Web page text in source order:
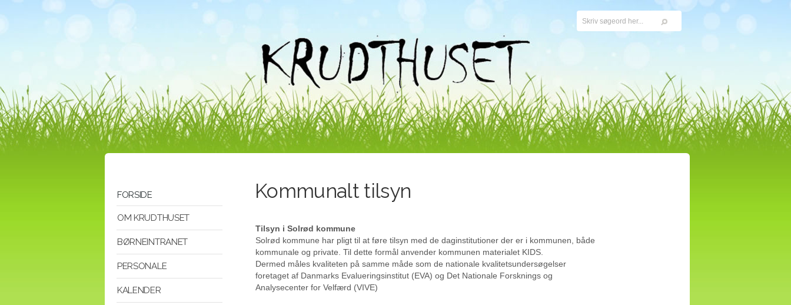
FORSIDE
OM KRUDTHUSET
BØRNEINTRANET
PERSONALE
KALENDER
Kommunalt tilsyn
Tilsyn i Solrød kommune
Solrød kommune har pligt til at føre tilsyn med de daginstitutioner der er i kommunen, både
kommunale og private. Til dette formål anvender kommunen materialet KIDS.
Dermed måles kvaliteten på samme måde som de nationale kvalitetsundersøgelser
foretaget af Danmarks Evalueringsinstitut (EVA) og Det Nationale Forsknings og
Analysecenter for Velfærd (VIVE)